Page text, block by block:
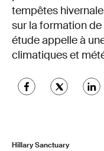
tempêtes
sur la formation
étude appelle à
climatiques et
Hillary Sanctuary